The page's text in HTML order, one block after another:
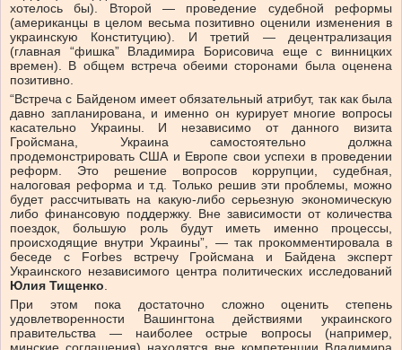
хотелось бы). Второй — проведение судебной реформы
(американцы в целом весьма позитивно оценили изменения в
украинскую Конституцию). И третий — децентрализация
(главная “фишка” Владимира Борисовича еще с винницких
времен). В общем встреча обеими сторонами была оценена
позитивно.
“Встреча с Байденом имеет обязательный атрибут, так как была
давно запланирована, и именно он курирует многие вопросы
касательно Украины. И независимо от данного визита
Гройсмана, Украина самостоятельно должна
продемонстрировать США и Европе свои успехи в проведении
реформ. Это решение вопросов коррупции, судебная,
налоговая реформа и т.д. Только решив эти проблемы, можно
будет рассчитывать на какую-либо серьезную экономическую
либо финансовую поддержку. Вне зависимости от количества
поездок, большую роль будут иметь именно процессы,
происходящие внутри Украины”, — так прокомментировала в
беседе с Forbes встречу Гройсмана и Байдена эксперт
Украинского независимого центра политических исследований
Юлия Тищенко.
При этом пока достаточно сложно оценить степень
удовлетворенности Вашингтона действиями украинского
правительства — наиболее острые вопросы (например,